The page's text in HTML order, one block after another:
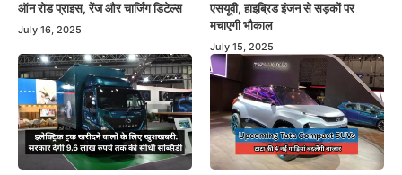
ऑन रोड प्राइस, रेंज और चार्जिंग डिटेल्स
July 16, 2025
एसयूवी, हाइब्रिड इंजन से सड़कों पर
मचाएगी भौकाल
July 15, 2025